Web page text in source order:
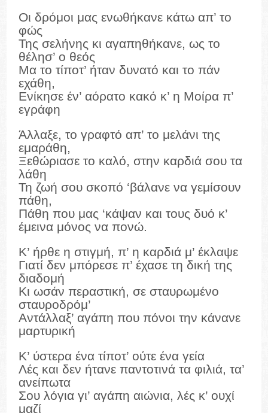
Οι δρόμοι μας ενωθήκανε κάτω απ’ το
φώς
Της σελήνης κι αγαπηθήκανε, ως το
θέλησ’ ο θεός
Μα το τίποτ’ ήταν δυνατό και το πάν
εχάθη,
Ενίκησε έν’ αόρατο κακό κ’ η Μοίρα π’
εγράφη
Άλλαξε, το γραφτό απ’ το μελάνι της
εμαράθη,
Ξεθώριασε το καλό, στην καρδιά σου τα
λάθη
Τη ζωή σου σκοπό ‘βάλανε να γεμίσουν
πάθη,
Πάθη που μας ‘κάψαν και τους δυό κ’
έμεινα μόνος να πονώ.
Κ’ ήρθε η στιγμή, π’ η καρδιά μ’ έκλαψε
Γιατί δεν μπόρεσε π’ έχασε τη δική της
διαδομή
Κι ωσάν περαστική, σε σταυρωμένο
σταυροδρόμ’
Αντάλλαξ’ αγάπη που πόνοι την κάνανε
μαρτυρική
Κ’ ύστερα ένα τίποτ’ ούτε ένα γεία
Λές και δεν ήτανε παντοτινά τα φιλιά, τα’
ανείπωτα
Σου λόγια γι’ αγάπη αιώνια, λές κ’ ουχί
μαζί